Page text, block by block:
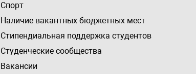
Спорт
Наличие вакантных бюджетных мест
Стипендиальная поддержка студентов
Студенческие сообщества
Вакансии